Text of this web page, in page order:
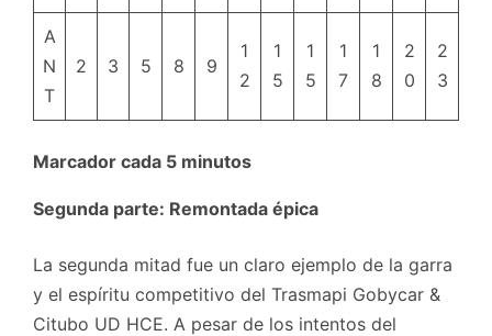
A
N
T
2 3 5 8 9
1
2
1
5
1
5
1
7
1
8
2
0
2
3
Marcador cada 5 minutos
Segunda parte: Remontada épica
La segunda mitad fue un claro ejemplo de la garra
y el espíritu competitivo del Trasmapi Gobycar &
Citubo UD HCE. A pesar de los intentos del